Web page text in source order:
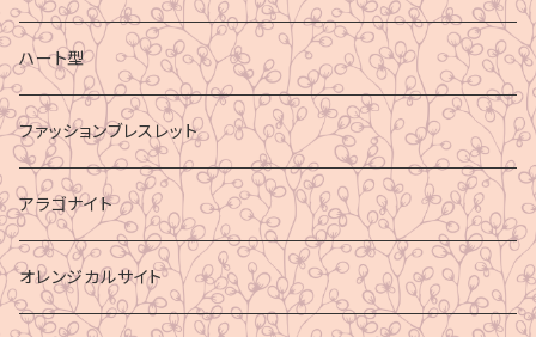
ハート型
ファッションブレスレット
アラゴナイト
オレンジカルサイト